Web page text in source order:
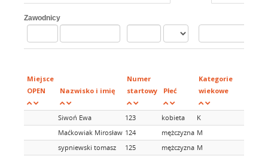
Zawodnicy
Miejsce
OPEN
Nazwisko i imię
Numer
startowy
Płeć
Kategorie
wiekowe
Siwoń Ewa 123 kobieta
K
Maćkowiak Mirosław 124 mężczyzna M
sypniewski tomasz
125 mężczyzna M